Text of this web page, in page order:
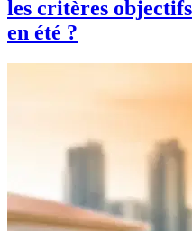
les critères
en été ?